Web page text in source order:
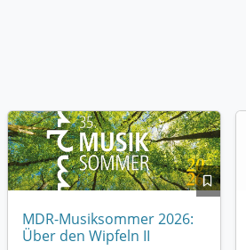
MDR-Musiksommer 2026:
Über den Wipfeln II